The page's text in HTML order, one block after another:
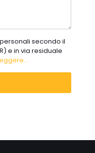
secondo il
e in via residuale